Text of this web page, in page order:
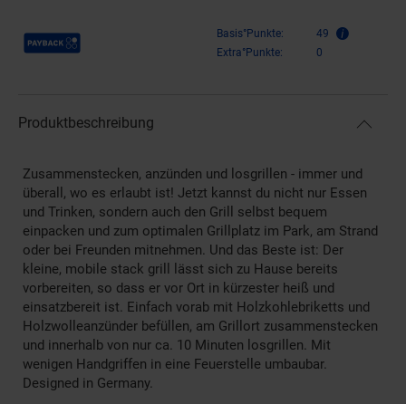
Payback Punkte Basis°Punkte:
49
Extra°Punkte:
0
Produktbeschreibung
Zusammenstecken, anzünden und losgrillen - immer und
überall, wo es erlaubt ist! Jetzt kannst du nicht nur Essen
und Trinken, sondern auch den Grill selbst bequem
einpacken und zum optimalen Grillplatz im Park, am Strand
oder bei Freunden mitnehmen. Und das Beste ist: Der
kleine, mobile stack grill lässt sich zu Hause bereits
vorbereiten, so dass er vor Ort in kürzester heiß und
einsatzbereit ist. Einfach vorab mit Holzkohlebriketts und
Holzwolleanzünder befüllen, am Grillort zusammenstecken
und innerhalb von nur ca. 10 Minuten losgrillen. Mit
wenigen Handgriffen in eine Feuerstelle umbaubar.
Designed in Germany.